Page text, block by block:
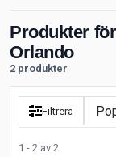
Produkter
Orlando
2 produkter
Filtrera
1 - 2 av 2